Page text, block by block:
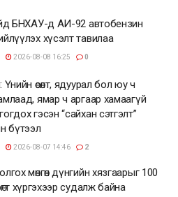
БНХАУ-д АИ-92 автобензин
хүсэлт тавилаа
2026-08-08 16:25 0
өсөлт, ядуурал бол юу ч
ямар ч аргаар хамаагүй
гэсэн “сайхан сэтгэлт”
бүтээл
2026-08-07 14:46 2
мөнгөн дүнгийн хязгаарыг 100
хүргэхээр судалж байна